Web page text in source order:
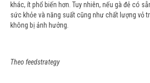
khác, ít phổ biến hơn. Tuy nhiên, nếu gà đẻ có
sức khỏe và năng suất cũng như chất lượng vỏ
không bị ảnh hưởng.
Theo feedstrategy